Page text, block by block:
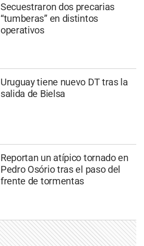
Secuestraron dos precarias
“tumberas” en distintos
operativos
Uruguay tiene nuevo DT tras la
salida de Bielsa
Reportan un atípico tornado en
Pedro Osório tras el paso del
frente de tormentas